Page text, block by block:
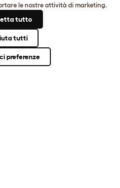
le nostre attività di marketing.
tutto
tutti
preferenze